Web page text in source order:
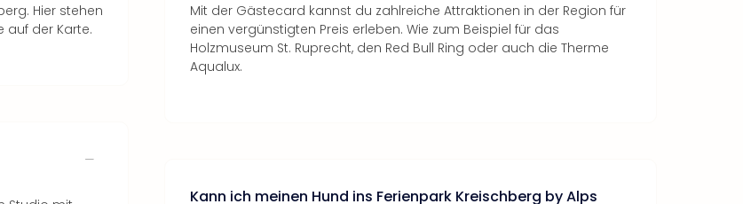
Hier stehen
auf der Karte.
Mit der Gästecard kannst du zahlreiche Attraktionen in der Region für
einen vergünstigten Preis erleben. Wie zum Beispiel für das
Holzmuseum St. Ruprecht, den Red Bull Ring oder auch die Therme
Aqualux.
Kann ich meinen Hund ins Ferienpark Kreischberg by Alps